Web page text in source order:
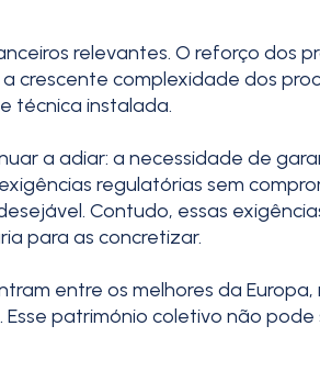
relevantes. O reforço dos
crescente complexidade dos
técnica instalada.
a adiar: a necessidade de
regulatórias sem
Contudo, essas
para as concretizar.
entre os melhores da Europa,
património coletivo não pode